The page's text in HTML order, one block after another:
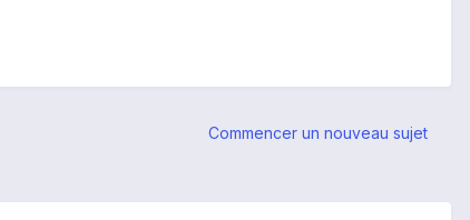
Commencer un nouveau sujet